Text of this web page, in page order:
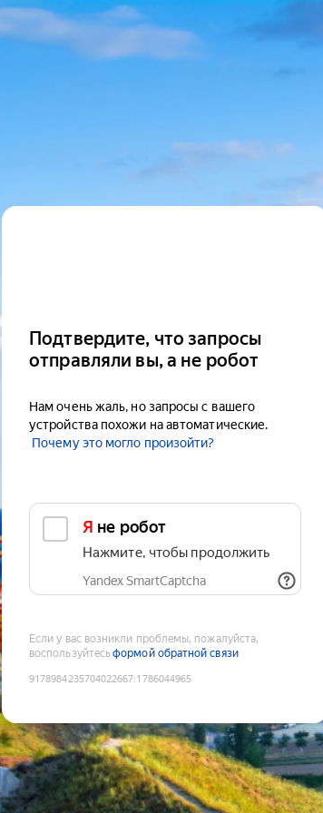
Подтвердите, что запросы
отправляли вы, а не робот
Нам очень жаль, но запросы с вашего
устройства похожи на автоматические.
Почему это могло произойти?
Я не робот
Нажмите, чтобы продолжить
Yandex SmartCaptcha
Если у вас возникли проблемы, пожалуйста,
воспользуйтесьформой обратной связи
9178984235704022667:1786044965